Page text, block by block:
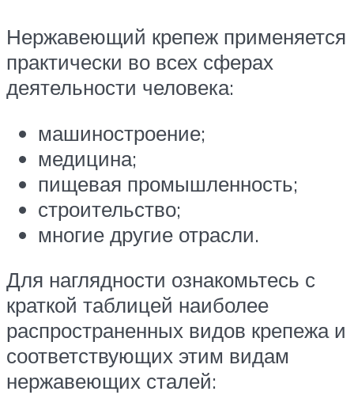
Нержавеющий крепеж применяется
практически во всех сферах
деятельности человека:
машиностроение;
медицина;
пищевая промышленность;
строительство;
многие другие отрасли.
Для наглядности ознакомьтесь с
краткой таблицей наиболее
распространенных видов крепежа и
соответствующих этим видам
нержавеющих сталей: